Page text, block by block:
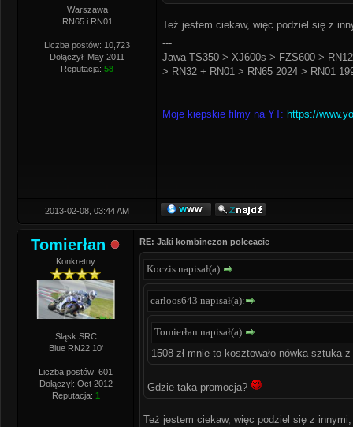
Warszawa
RN65 i RN01
Liczba postów: 10,723
Dołączył: May 2011
Reputacja: 58
Też jestem ciekaw, więc podziel się z
---
Jawa TS350 > XJ600s > FZS600 >
> RN32 + RN01 > RN65 2024 > RN01
Moje kiepskie filmy na YT: https://
2013-02-08, 03:44 AM
Tomierłan
Konkretny
Śląsk SRC
Blue RN22 10'
Liczba postów: 601
Dołączył: Oct 2012
Reputacja: 1
RE: Jaki kombinezon polecacie
Koczis napisał(a):
carloos643 napisał(a):
Tomierłan napisał(a):
1508 zł mnie to kosztowało nówka sztuka
Gdzie taka promocja?
Też jestem ciekaw, więc podziel się z